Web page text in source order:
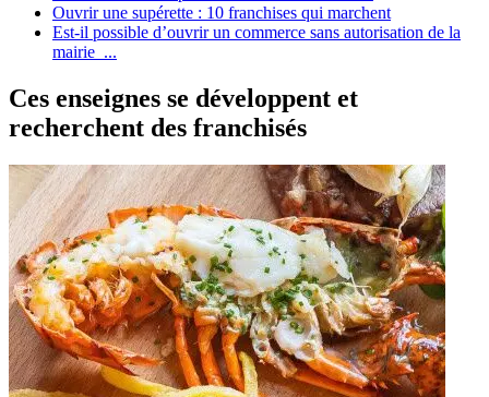
Ouvrir une supérette : 10 franchises qui marchent
Est-il possible d’ouvrir un commerce sans autorisation de la
mairie ...
Ces enseignes se développent et
recherchent des franchisés